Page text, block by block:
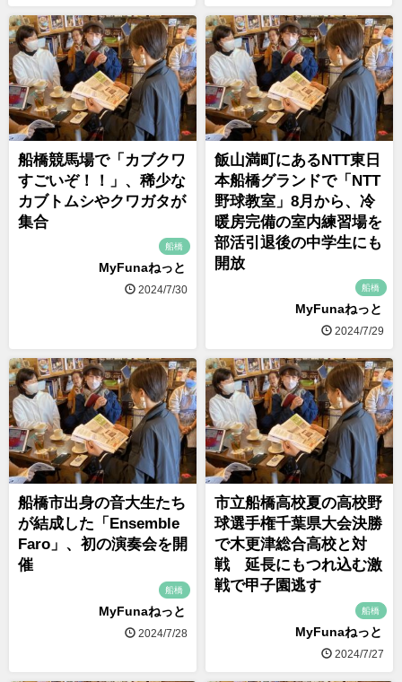
船橋競馬場で「カブクワ
すごいぞ！！」、稀少な
カブトムシやクワガタが
集合
船橋
MyFunaねっと
2024/7/30
飯山満町にあるNTT東日
本船橋グランドで「NTT
野球教室」8月から、冷
暖房完備の室内練習場を
部活引退後の中学生にも
開放
船橋
MyFunaねっと
2024/7/29
船橋市出身の音大生たち
が結成した「Ensemble
Faro」、初の演奏会を開
催
船橋
MyFunaねっと
2024/7/28
市立船橋高校夏の高校野
球選手権千葉県大会決勝
で木更津総合高校と対
戦 延長にもつれ込む激
戦で甲子園逃す
船橋
MyFunaねっと
2024/7/27